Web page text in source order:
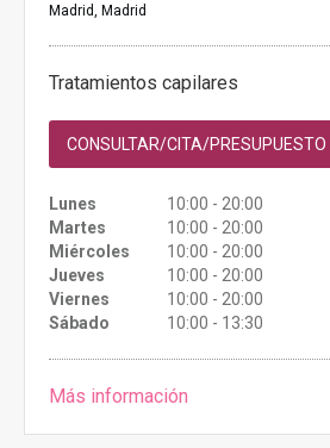
Madrid, Madrid
Tratamientos capilares
CONSULTAR/CITA/PRESUPUESTO
Lunes
10:00 - 20:00
Martes
10:00 - 20:00
Miércoles
10:00 - 20:00
Jueves
10:00 - 20:00
Viernes
10:00 - 20:00
Sábado
10:00 - 13:30
Más información